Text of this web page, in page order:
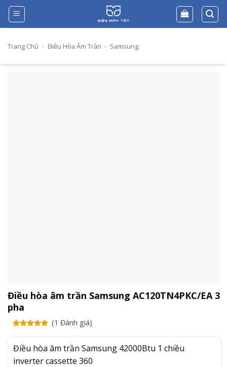
Skip
content
Trang Chủ › Điều Hòa Âm Trần › Samsung
Điều hòa âm trần Samsung AC120TN4PKC/EA 3
pha
5.00trên
5 dựa trên
1
đánh giá
(1 Đánh giá)
Điều hòa âm trần Samsung 42000Btu 1 chiều
inverter cassette 360